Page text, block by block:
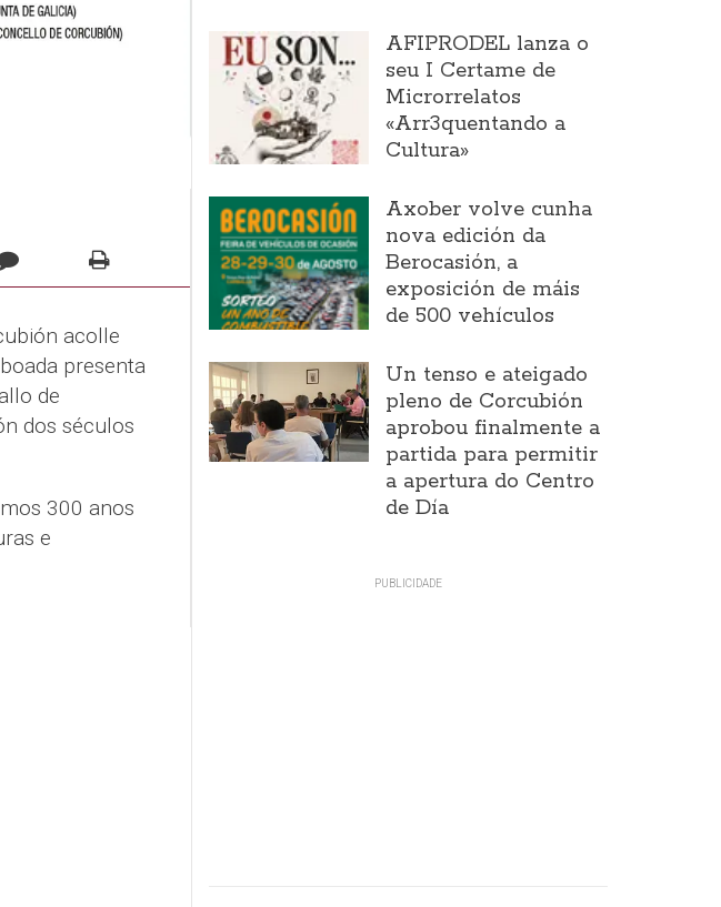
acolle
presenta
de
dos séculos
300 anos
e
AFIPRODEL lanza o
seu I Certame de
Microrrelatos
«Arr3quentando a
Cultura»
Axober volve cunha
nova edición da
Berocasión, a
exposición de máis
de 500 vehículos
Un tenso e ateigado
pleno de Corcubión
aprobou finalmente a
partida para permitir
a apertura do Centro
de Día